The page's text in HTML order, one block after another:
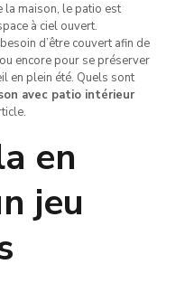
la maison, le patio est
à ciel ouvert.
d’être couvert afin de
encore pour se préserver
en plein été. Quels sont
avec patio intérieur
en
jeu